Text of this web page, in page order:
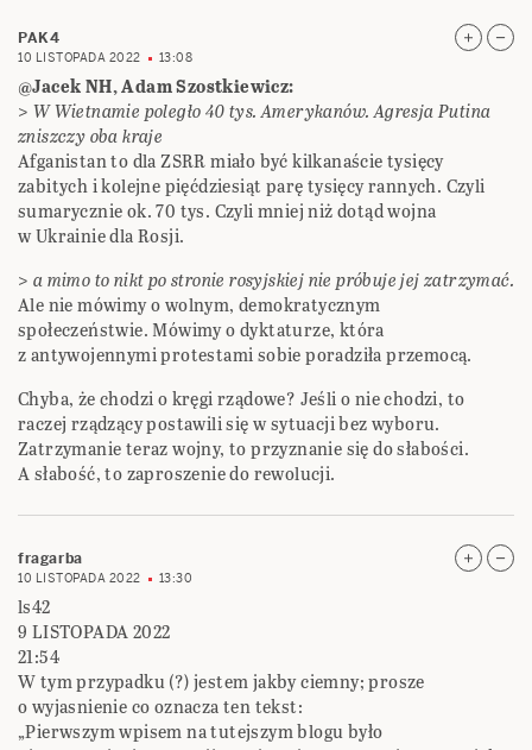
PAK4
10 LISTOPADA 2022 13:08
@Jacek NH, Adam Szostkiewicz:
> W Wietnamie poległo 40 tys. Amerykanów. Agresja Putina
zniszczy oba kraje
Afganistan to dla ZSRR miało być kilkanaście tysięcy
zabitych i kolejne pięćdziesiąt parę tysięcy rannych. Czyli
sumarycznie ok. 70 tys. Czyli mniej niż dotąd wojna
w Ukrainie dla Rosji.
> a mimo to nikt po stronie rosyjskiej nie próbuje jej zatrzymać.
Ale nie mówimy o wolnym, demokratycznym
społeczeństwie. Mówimy o dyktaturze, która
z antywojennymi protestami sobie poradziła przemocą.
Chyba, że chodzi o kręgi rządowe? Jeśli o nie chodzi, to
raczej rządzący postawili się w sytuacji bez wyboru.
Zatrzymanie teraz wojny, to przyznanie się do słabości.
A słabość, to zaproszenie do rewolucji.
fragarba
10 LISTOPADA 2022 13:30
ls42
9 LISTOPADA 2022
21:54
W tym przypadku (?) jestem jakby ciemny; prosze
o wyjasnienie co oznacza ten tekst:
„Pierwszym wpisem na tutejszym blogu było